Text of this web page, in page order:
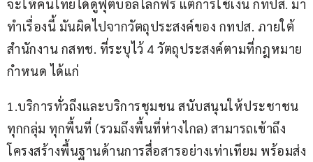
จะให้คนไทยได้ดูฟุตบอลโลกฟรี แต่การใช้เงิน กทปส. มา
ทำเรื่องนี้ มันผิดไปจากวัตถุประสงค์ของ กทปส. ภายใต้
สำนักงาน กสทช. ที่ระบุไว้ 4 วัตถุประสงค์ตามที่กฎหมาย
กำหนด ได้แก่
1.บริการทั่วถึงและบริการชุมชน สนับสนุนให้ประชาชน
ทุกกลุ่ม ทุกพื้นที่ (รวมถึงพื้นที่ห่างไกล) สามารถเข้าถึง
โครงสร้างพื้นฐานด้านการสื่อสารอย่างเท่าเทียม พร้อมส่ง